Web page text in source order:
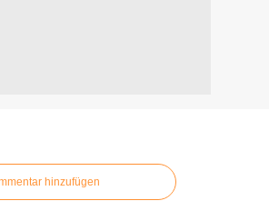
hinzufügen